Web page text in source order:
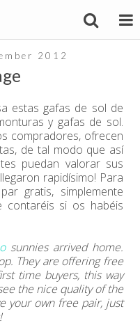
2012
estas gafas de sol de
y gafas de sol.
compradores, ofrecen
de tal modo que así
puedan valorar sus
rapidísimo! Para
gratis, simplemente
contaréis si os habéis
sunnies arrived home.
They are offering free
time buyers, this way
the nice quality of the
your own free pair, just